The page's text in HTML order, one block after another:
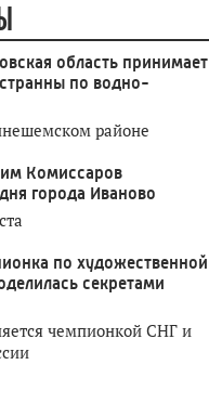
область принимает
по водно-
районе
Комиссаров
города Иваново
по художественной
секретами
чемпионкой СНГ и